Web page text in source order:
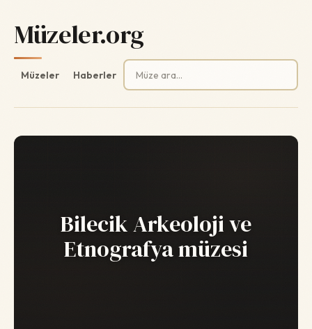
Müzeler.org
Müzeler Haberler
Arama:
Bilecik Arkeoloji ve
Etnografya müzesi